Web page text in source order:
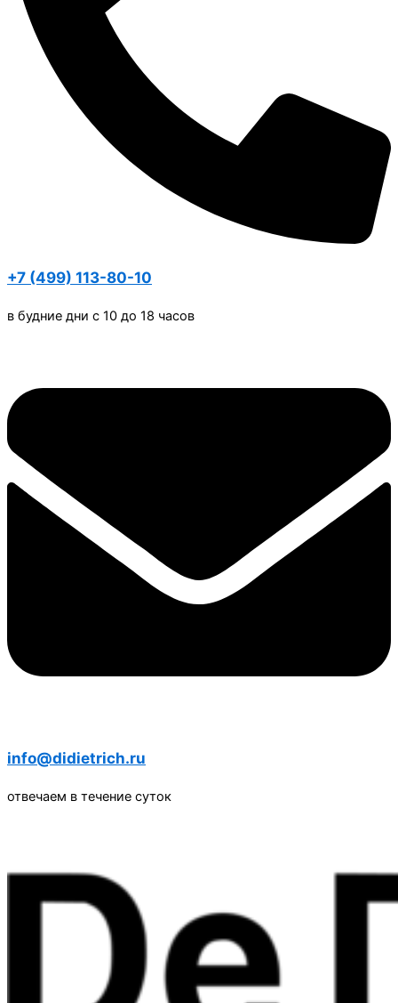
+7 (499) 113-80-10
в будние дни с 10 до 18 часов
info@didietrich.ru
отвечаем в течение суток